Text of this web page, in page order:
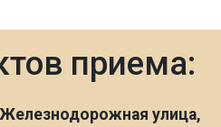
приема:
улица,